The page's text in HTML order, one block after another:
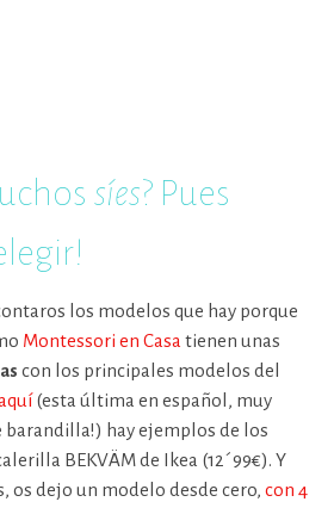
síes? Pues
los modelos que hay porque
Montessori en Casa tienen unas
con los principales modelos del
(esta última en español, muy
barandilla!) hay ejemplos de los
BEKVÄM de Ikea (12´99€). Y
os dejo un modelo desde cero, con 4